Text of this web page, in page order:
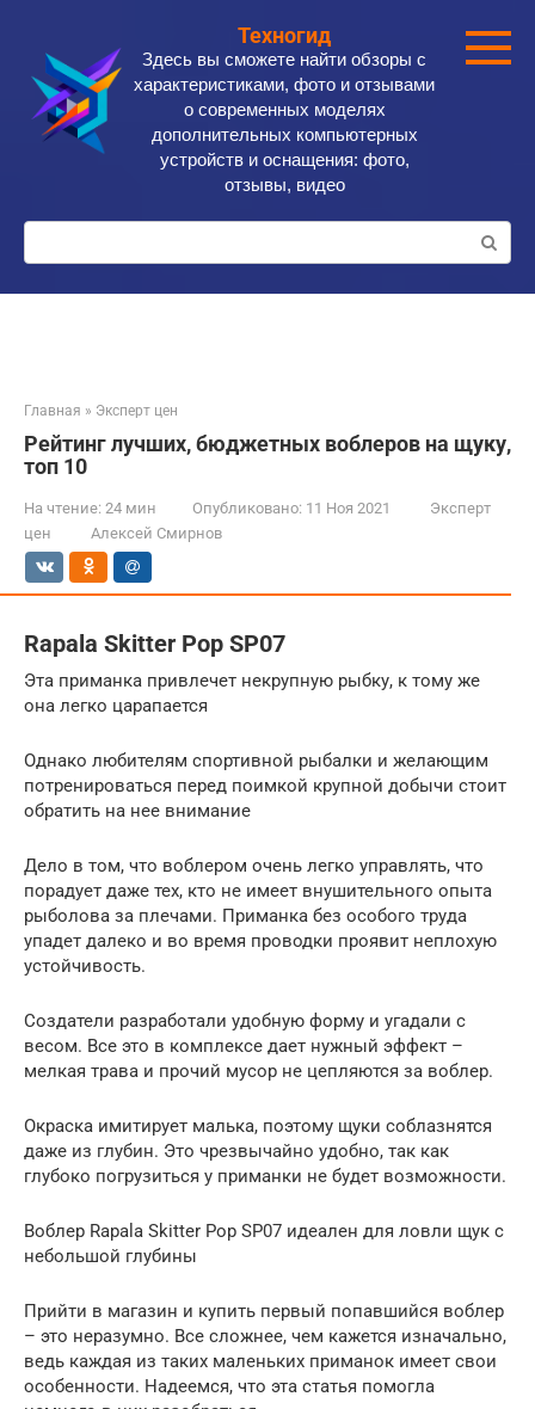
контенту
Техногид
Здесь вы сможете найти обзоры с
характеристиками, фото и отзывами
о современных моделях
дополнительных компьютерных
устройств и оснащения: фото,
отзывы, видео
Поиск:
Главная » Эксперт цен
Рейтинг лучших, бюджетных воблеров на щуку,
топ 10
На чтение: 24 мин Опубликовано: 11 Ноя 2021
Эксперт
цен
Алексей Смирнов
Rapala Skitter Pop SP07
Эта приманка привлечет некрупную рыбку, к тому же
она легко царапается
Однако любителям спортивной рыбалки и желающим
потренироваться перед поимкой крупной добычи стоит
обратить на нее внимание
Дело в том, что воблером очень легко управлять, что
порадует даже тех, кто не имеет внушительного опыта
рыболова за плечами. Приманка без особого труда
упадет далеко и во время проводки проявит неплохую
устойчивость.
Создатели разработали удобную форму и угадали с
весом. Все это в комплексе дает нужный эффект –
мелкая трава и прочий мусор не цепляются за воблер.
Окраска имитирует малька, поэтому щуки соблазнятся
даже из глубин. Это чрезвычайно удобно, так как
глубоко погрузиться у приманки не будет возможности.
Воблер Rapala Skitter Pop SP07 идеален для ловли щук с
небольшой глубины
Прийти в магазин и купить первый попавшийся воблер
– это неразумно. Все сложнее, чем кажется изначально,
ведь каждая из таких маленьких приманок имеет свои
особенности. Надеемся, что эта статья помогла